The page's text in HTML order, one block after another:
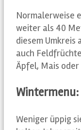
Normalerweise
weiter als 40
diesem Umkreis
auch
Äpfel, Mais oder
Wintermenu:
Weniger üppig